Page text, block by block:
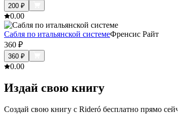
200 ₽
0.00
Сабля по итальянской системеФренсис Райт
360 ₽
360 ₽
0.00
Издай свою книгу
Создай свою книгу с Rideró бесплатно прямо